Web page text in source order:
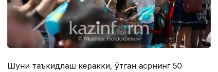
Шуни таъкидлаш керакки, ўтган асрнинг 50